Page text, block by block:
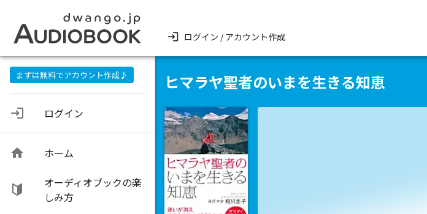
ログイン / アカウント作成
まずは無料でアカウント作成♪
ログイン
ホーム
オーディオブックの楽
しみ方
ヒマラヤ聖者のいまを生きる知恵